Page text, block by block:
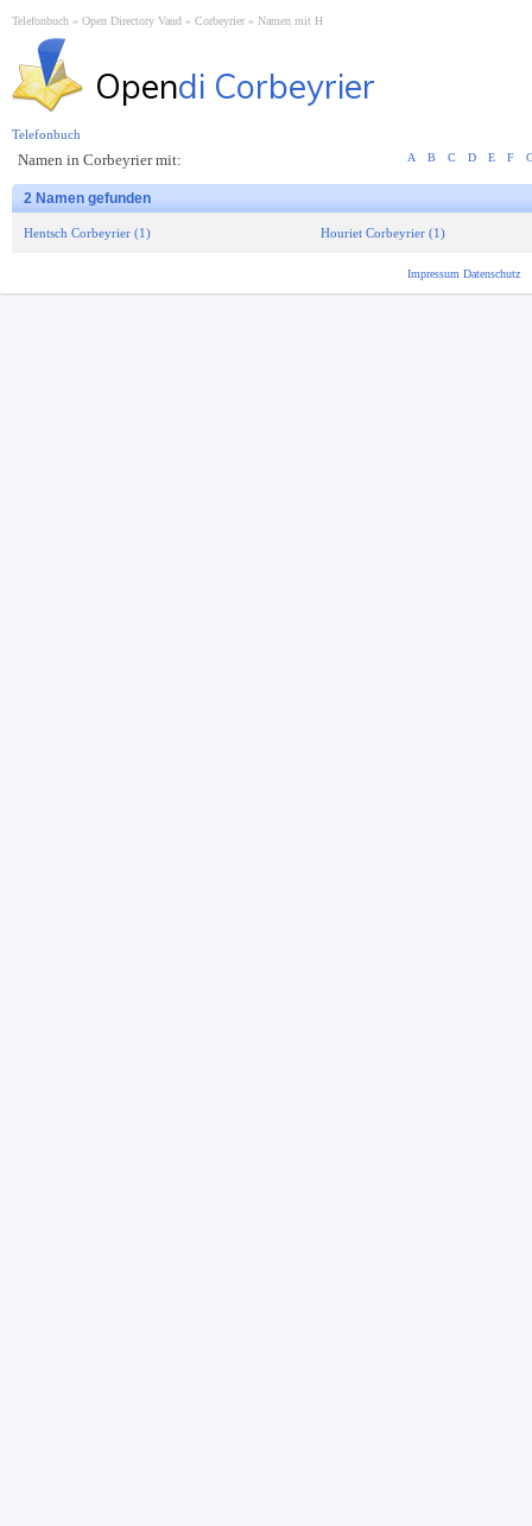
Telefonbuch Open Directory Vaud Corbeyrier Namen mit H
Opendi Corbeyrier
Namen in Corbeyrier mit: A B C D E F
2 Namen gefunden
Hentsch Corbeyrier (1) Houriet Corbeyrier (1)
Telefonbuch
Impressum Datenschutz